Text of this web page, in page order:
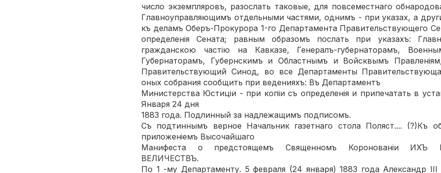
число экземпляровъ, разослать таковые, для повсеместнаго
Главноуправляющимъ отдельными частями, однимъ - при указах, а
къ деламъ Оберъ-Прокурора 1-го Департамента Правительствующего
определенія Сената; равным образомъ послать при указахъ:
гражданскою частію на Кавказе, Генералъ-губернаторамъ,
Губернаторамъ, Губернскимъ и Областнымъ и Войсквымъ
Правительствующий Синод, во все Департаменты
оных собрания сообщить при веденияхъ: Въ Департаментъ
Министерства Юстиціи - при копіи съ определенія и припечатать в
Января 24 дня
1883 года. Подлинный за надлежащимъ подписомъ.
Съ подтиннымъ верное Начальник газетнаго стола Поляст.... (?)Къ
приложеніемъ Высочайшаго
Манифеста о предстоящемъ Священномъ Коронованіи ИХЪ
ВЕЛИЧЕСТВЪ.
По 1 -му Департаменту. 5 февраля (24 января) 1883 года Александр